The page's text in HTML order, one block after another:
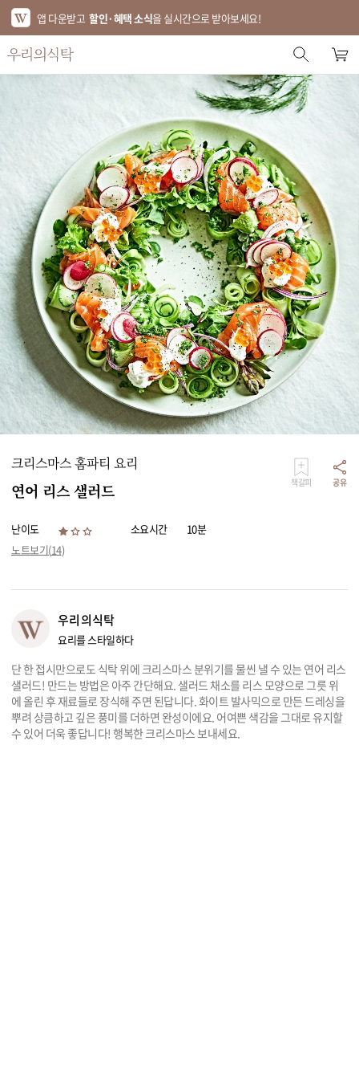
앱 다운받고 할인·혜택 소식을 실시간으로 받아보세요!
스토어 홈
에디터 추천
한정특가
베스트
신상품
기획전
브랜드
푸드
키친
리빙
가전
크리스마스 홈파티 요리
연어 리스 샐러드 책갈피 공유
난이도 소요시간
10분
노트보기(14)
우리의식탁
요리를 스타일하다
단 한 접시만으로도 식탁 위에 크리스마스 분위기를 물씬 낼 수 있는 연어 리스
샐러드! 만드는 방법은 아주 간단해요. 샐러드 채소를 리스 모양으로 그릇 위
에 올린 후 재료들로 장식해 주면 된답니다. 화이트 발사믹으로 만든 드레싱을
뿌려 상큼하고 깊은 풍미를 더하면 완성이에요. 어여쁜 색감을 그대로 유지할
수 있어 더욱 좋답니다! 행복한 크리스마스 보내세요.